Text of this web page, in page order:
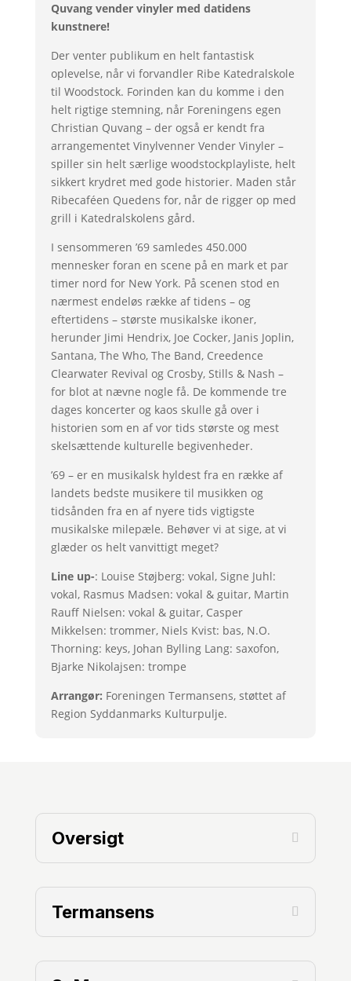
Quvang vender vinyler med datidens
kunstnere!
Der venter publikum en helt fantastisk
oplevelse, når vi forvandler Ribe Katedralskole
til Woodstock. Forinden kan du komme i den
helt rigtige stemning, når Foreningens egen
Christian Quvang – der også er kendt fra
arrangementet Vinylvenner Vender Vinyler –
spiller sin helt særlige woodstockplayliste, helt
sikkert krydret med gode historier. Maden står
Ribecaféen Quedens for, når de rigger op med
grill i Katedralskolens gård.
I sensommeren ’69 samledes 450.000
mennesker foran en scene på en mark et par
timer nord for New York. På scenen stod en
nærmest endeløs række af tidens – og
eftertidens – største musikalske ikoner,
herunder Jimi Hendrix, Joe Cocker, Janis Joplin,
Santana, The Who, The Band, Creedence
Clearwater Revival og Crosby, Stills & Nash –
for blot at nævne nogle få. De kommende tre
dages koncerter og kaos skulle gå over i
historien som en af vor tids største og mest
skelsættende kulturelle begivenheder.
’69 – er en musikalsk hyldest fra en række af
landets bedste musikere til musikken og
tidsånden fra en af nyere tids vigtigste
musikalske milepæle. Behøver vi at sige, at vi
glæder os helt vanvittigt meget?
Line up-: Louise Støjberg: vokal, Signe Juhl:
vokal, Rasmus Madsen: vokal & guitar, Martin
Rauff Nielsen: vokal & guitar, Casper
Mikkelsen: trommer, Niels Kvist: bas, N.O.
Thorning: keys, Johan Bylling Lang: saxofon,
Bjarke Nikolajsen: trompe
Arrangør: Foreningen Termansens, støttet af
Region Syddanmarks Kulturpulje.
Oversigt
Termansens